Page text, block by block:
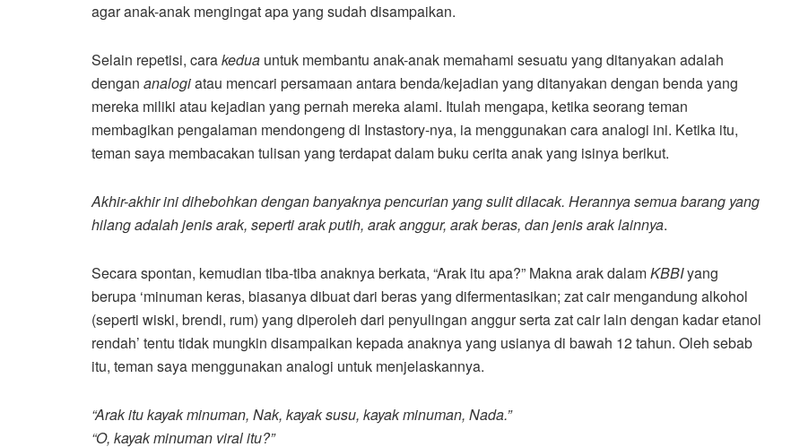
agar anak-anak mengingat apa yang sudah disampaikan.
Selain repetisi, carakedua untuk membantu anak-anak memahami sesuatu yang ditanyakan adalah
dengan analogiatau mencari persamaan antara benda/kejadian yang ditanyakan dengan benda yang
mereka miliki atau kejadian yang pernah mereka alami. Itulah mengapa, ketika seorang teman
membagikan pengalaman mendongeng di Instastory-nya, ia menggunakan cara analogi ini. Ketika itu,
teman saya membacakan tulisan yang terdapat dalam buku cerita anak yang isinya berikut.
Akhir-akhir ini dihebohkan dengan banyaknya pencurian yang sulit dilacak. Herannya semua barang yang
hilang adalah jenis arak, seperti arak putih, arak anggur, arak beras, dan jenis arak lainnya.
Secara spontan, kemudian tiba-tiba anaknya berkata, “Arak itu apa?” Makna arak dalamKBBIyang
berupa ‘minuman keras, biasanya dibuat dari beras yang difermentasikan; zat cair mengandung alkohol
(seperti wiski, brendi, rum) yang diperoleh dari penyulingan anggur serta zat cair lain dengan kadar etanol
rendah’ tentu tidak mungkin disampaikan kepada anaknya yang usianya di bawah 12 tahun. Oleh sebab
itu, teman saya menggunakan analogi untuk menjelaskannya.
“Arak itu kayak minuman, Nak, kayak susu, kayak minuman, Nada.”
“O, kayak minuman viral itu?”